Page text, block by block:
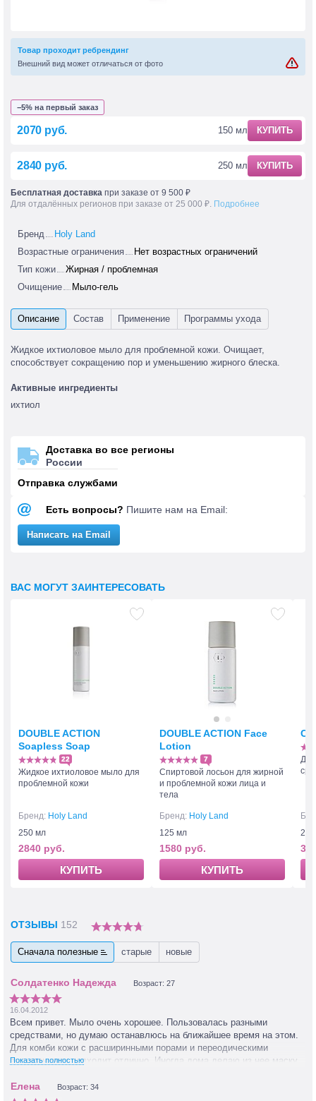
Товар проходит ребрендинг
Внешний вид может отличаться от фото
−5% на первый заказ
2070 руб. 150 мл КУПИТЬ
2840 руб. 250 мл КУПИТЬ
Бесплатная доставка при заказе от 9 500 ₽
Для отдалённых регионов при заказе от 25 000 ₽. Подробнее
Бренд
Holy Land
Возрастные ограничения
Нет возрастных ограничений
Тип кожи
Жирная / проблемная
Очищение
Мыло-гель
Жидкое ихтиоловое мыло для проблемной кожи. Очищает,
способствует сокращению пор и уменьшению жирного блеска.
Активные ингредиенты
ихтиол
Доставка во все регионы
России
Отправка службами
Есть вопросы? Пишите нам на Email:
Написать на Email
ВАС МОГУТ ЗАИНТЕРЕСОВАТЬ
DOUBLE ACTION
Soapless Soap
22
Жидкое ихтиоловое мыло для
проблемной кожи
Бренд: Holy Land
250 мл
2840 руб.
КУПИТЬ
DOUBLE ACTION Face
Lotion
7
Спиртовой лосьон для жирной
и проблемной кожи лица и
тела
Бренд: Holy Land
125 мл
1580 руб.
КУПИТЬ
C
ОТЗЫВЫ 152
Сначала полезные старые новые
Возраст: 27
16.04.2012
Всем привет. Мыло очень хорошее. Пользовалась разными
средствами, но думаю останавлюсь на ближайшее время на этом.
Для комби кожи с расширинными порами и переодическими
высыпаниями подходит отлично. Иногда дома делаю из нее маску.
накрыть его 2мя слоями пленки. Держать 10-15 мин, далее смыть и
нанести крем. Отличная паровая банька для кожи, послее нее все
Показать полностью
Возраст: 34